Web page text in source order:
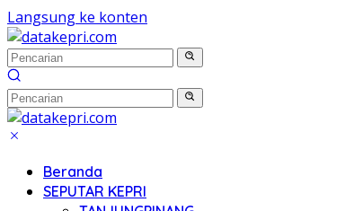
Langsung ke konten
Beranda
SEPUTAR KEPRI